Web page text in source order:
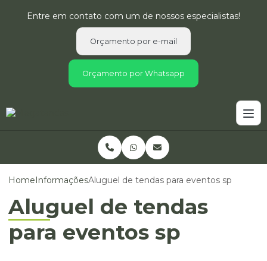
Entre em contato com um de nossos especialistas!
Orçamento por e-mail
Orçamento por Whatsapp
HomeInformaçõesAluguel de tendas para eventos sp
Aluguel de tendas
para eventos sp